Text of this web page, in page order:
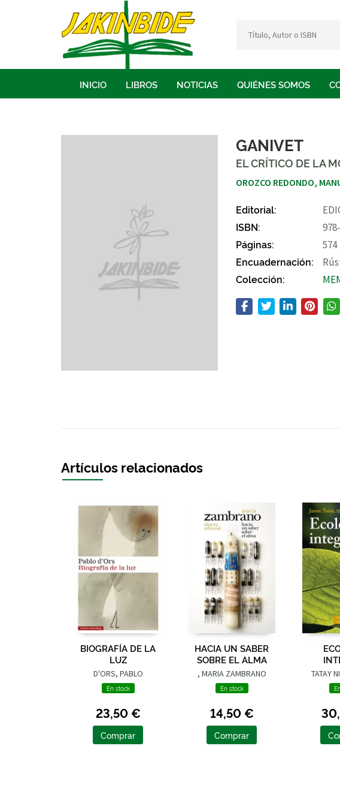
INICIO LIBROS NOTICIAS QUIÉNES SOMOS
GANIVET
EL CRÍTICO DE LA
OROZCO REDONDO,
Editorial:
ISBN:
Páginas:
574
Encuadernación:
Colección:
Artículos relacionados
BIOGRAFÍA DE LA
LUZ
D'ORS, PABLO
En stock
23,50 €
Comprar
HACIA UN SABER
SOBRE EL ALMA
, MARIA ZAMBRANO
En stock
14,50 €
Comprar
TATAY